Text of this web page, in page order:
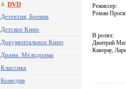
DVD
Детектив, Боевик
Детское Кино
Документальное Кино
Драма. Мелодрама
Классика
Комедия
Режиссер:
Роман
В ролях:
Дмитрий
Каверау,